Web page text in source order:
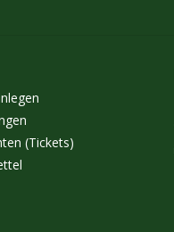
(Tickets)